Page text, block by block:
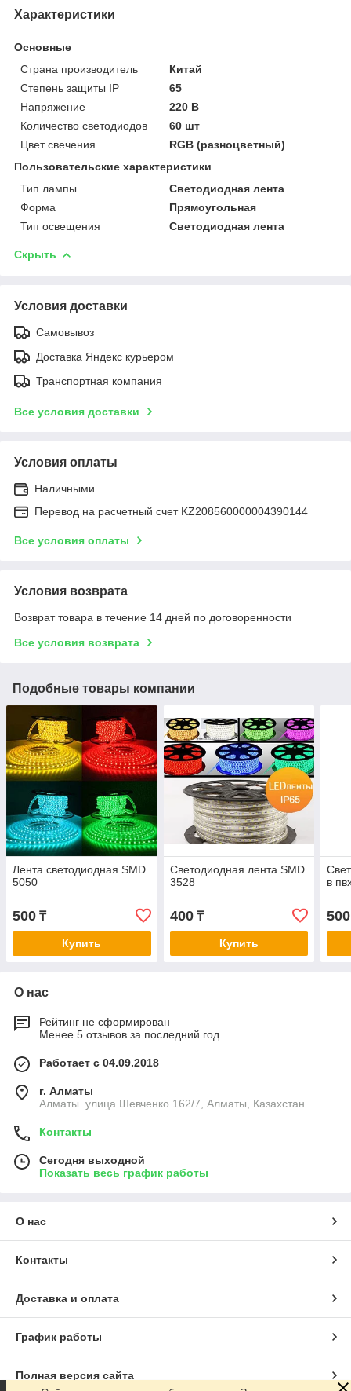
Характеристики
Основные
Страна производитель
Китай
Степень защиты IP
65
Напряжение
220 В
Количество светодиодов
60 шт
Цвет свечения
RGB (разноцветный)
Пользовательские характеристики
Тип лампы
Светодиодная лента
Форма
Прямоугольная
Тип освещения
Светодиодная лента
Скрыть
Условия доставки
Самовывоз
Доставка Яндекс курьером
Транспортная компания
Все условия доставки
Условия оплаты
Наличными
Перевод на расчетный счет KZ208560000004390144
Все условия оплаты
Условия возврата
Возврат товара в течение 14 дней по договоренности
Все условия возврата
Подобные товары компании
Лента светодиодная SMD
5050
500 ₸
Купить
Светодиодная лента SMD
3528
400₸
Купить
в
500
О нас
Рейтинг не сформирован
Менее 5 отзывов за последний год
Работает с 04.09.2018
г. Алматы
Алматы. улица Шевченко 162/7, Алматы, Казахстан
Контакты
Сегодня выходной
Показать весь график работы
О нас
Контакты
Доставка и оплата
График работы
Полная версия сайта